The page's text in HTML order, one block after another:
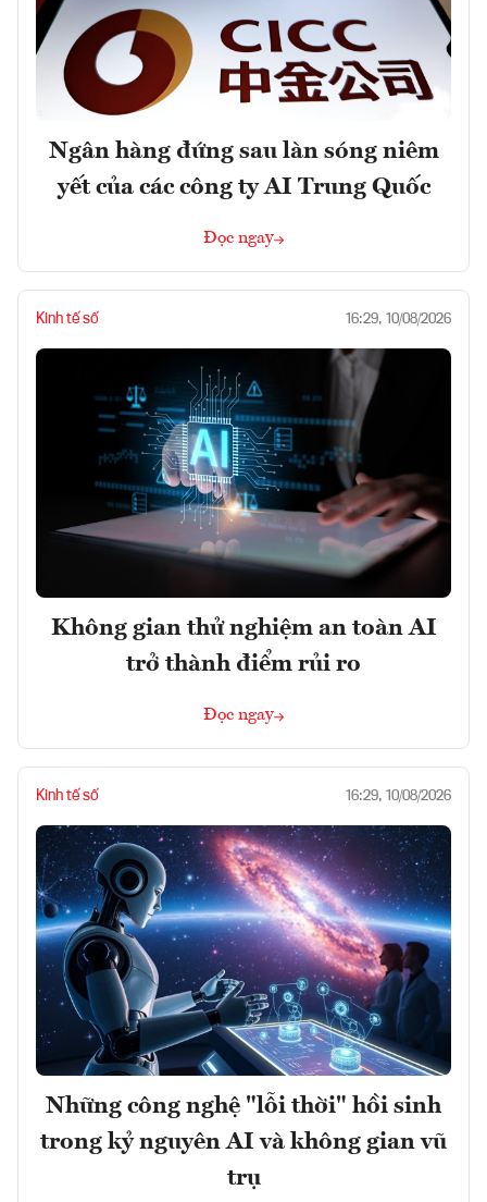
Ngân hàng đứng sau làn sóng niêm
yết của các công ty AI Trung Quốc
Đọc ngay
Kinh tế số 16:29, 10/08/2026
Không gian thử nghiệm an toàn AI
trở thành điểm rủi ro
Đọc ngay
Kinh tế số 16:29, 10/08/2026
Những công nghệ "lỗi thời" hồi sinh
trong kỷ nguyên AI và không gian vũ
trụ